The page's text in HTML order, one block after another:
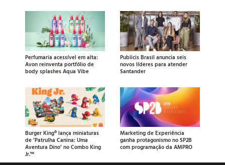
Perfumaria acessível em alta:
Avon reinventa portfólio de
body splashes Aqua Vibe
Publicis Brasil anuncia seis
novos líderes para atender
Santander
Burger King® lança miniaturas
de ‘Patrulha Canina: Uma
Aventura Dino’ no Combo King
Jr.™
Marketing de Experiência
ganha protagonismo no SP2B
com programação da AMPRO